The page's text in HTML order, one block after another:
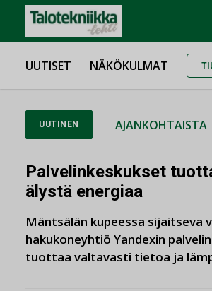
UUTISET NÄKÖKULMAT
UUTINEN AJANKOHTAISTA
Palvelinkeskukset
älystä energiaa
Mäntsälän kupeessa sijaitseva
hakukoneyhtiö Yandexin
tuottaa valtavasti tietoa ja